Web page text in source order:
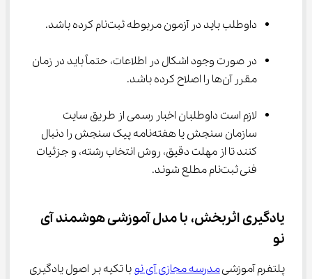
داوطلب باید در آزمون مربوطه ثبت‌نام کرده باشد.
در صورت وجود اشکال در اطلاعات، حتماً باید در زمان
مقرر آن‌ها را اصلاح کرده باشد.
لازم است داوطلبان اخبار رسمی از طریق سایت
سازمان سنجش یا هفته‌نامه پیک سنجش را دنبال
کنند تا از مهلت دقیق، روش انتخاب رشته، و جزئیات
فنی ثبت‌نام مطلع شوند.
یادگیری اثربخش، با مدل آموزشی هوشمند آی
نو
پلتفرم آموزشی مدرسه مجازی آی ‌نو با تکیه بر اصول یادگیری